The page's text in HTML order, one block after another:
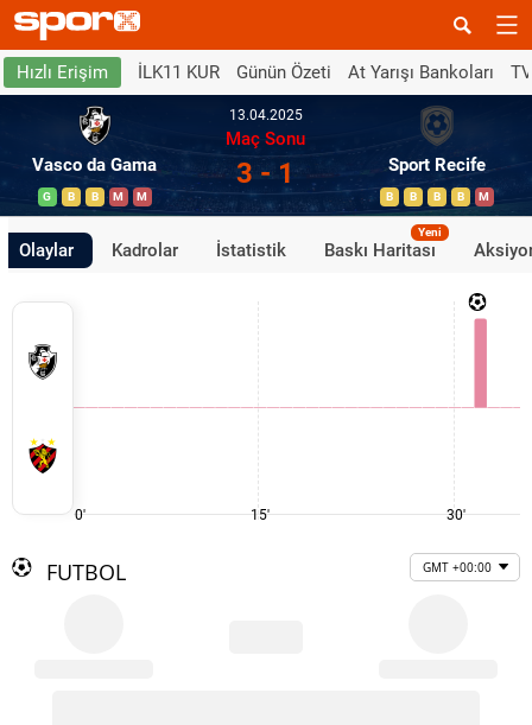
Hızlı Erişim İLK11 KUR Günün Özeti At Yarışı Bankoları
Vasco da Gama
G B B M M
13.04.2025
Maç Sonu
3 - 1 Sport Recife
B B B B M
Olaylar Kadrolar İstatistik Baskı Haritası
Yeni
0' 15' 30'
FUTBOL GMT +00:00